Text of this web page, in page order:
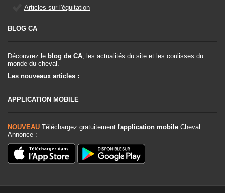
Articles sur l'équitation
BLOG CA
Découvrez le blog de CA, les actualités du site et les coulisses du
monde du cheval.
Les nouveaux articles :
APPLICATION MOBILE
NOUVEAU Téléchargez gratuitement l'application mobile Cheval
Annonce :